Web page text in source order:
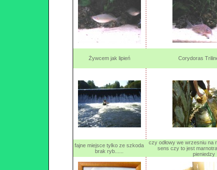
Żywcem jak lipień Corydoras
fajne miejsce tylko ze szkoda
brak ryb......
czy odłowy we wrzesniu na
sens czy to jest
pieniedzy